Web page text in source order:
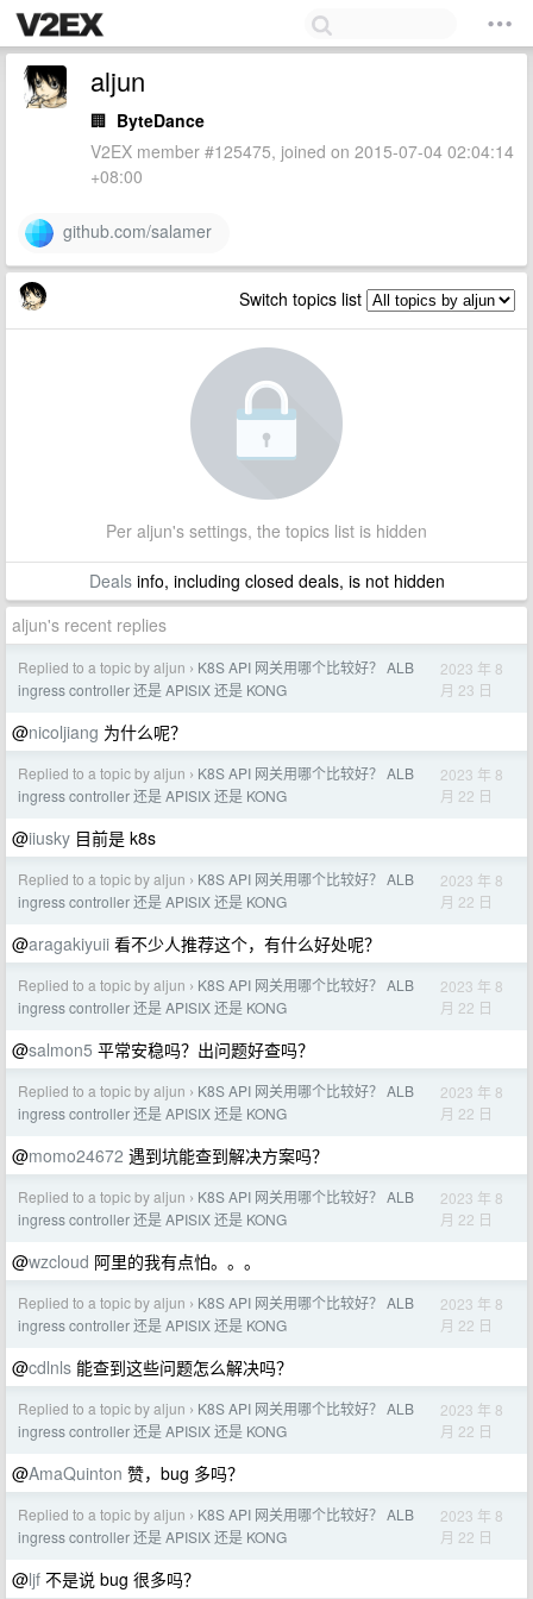
aljun
🏢 ByteDance
V2EX member #125475, joined on 2015-07-04 02:04:14
+08:00
github.com/salamer
Switch topics list
Per aljun's settings, the topics list is hidden
Dealsinfo, including closed deals, is not hidden
aljun's recent replies
Replied to a topic by aljun › K8S API 网关用哪个比较好？ ALB
ingress controller 还是 APISIX 还是 KONG
2023 年 8
月 23 日
@nicoljiang 为什么呢？
Replied to a topic by aljun › K8S API 网关用哪个比较好？ ALB
ingress controller 还是 APISIX 还是 KONG
2023 年 8
月 22 日
@iiusky 目前是 k8s
Replied to a topic by aljun › K8S API 网关用哪个比较好？ ALB
ingress controller 还是 APISIX 还是 KONG
2023 年 8
月 22 日
@aragakiyuii 看不少人推荐这个，有什么好处呢？
Replied to a topic by aljun › K8S API 网关用哪个比较好？ ALB
ingress controller 还是 APISIX 还是 KONG
2023 年 8
月 22 日
@salmon5 平常安稳吗？出问题好查吗？
Replied to a topic by aljun › K8S API 网关用哪个比较好？ ALB
ingress controller 还是 APISIX 还是 KONG
2023 年 8
月 22 日
@momo24672 遇到坑能查到解决方案吗？
Replied to a topic by aljun › K8S API 网关用哪个比较好？ ALB
ingress controller 还是 APISIX 还是 KONG
2023 年 8
月 22 日
@wzcloud 阿里的我有点怕。。。
Replied to a topic by aljun › K8S API 网关用哪个比较好？ ALB
ingress controller 还是 APISIX 还是 KONG
2023 年 8
月 22 日
@cdlnls 能查到这些问题怎么解决吗？
Replied to a topic by aljun › K8S API 网关用哪个比较好？ ALB
ingress controller 还是 APISIX 还是 KONG
2023 年 8
月 22 日
@AmaQuinton 赞，bug 多吗？
Replied to a topic by aljun › K8S API 网关用哪个比较好？ ALB
ingress controller 还是 APISIX 还是 KONG
2023 年 8
月 22 日
@ljf 不是说 bug 很多吗？